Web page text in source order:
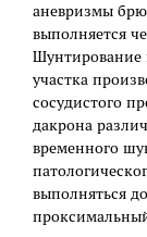
аневризмы
выполняется
Шунтирование
участка
сосудистого
дакрона
временного
выполняться